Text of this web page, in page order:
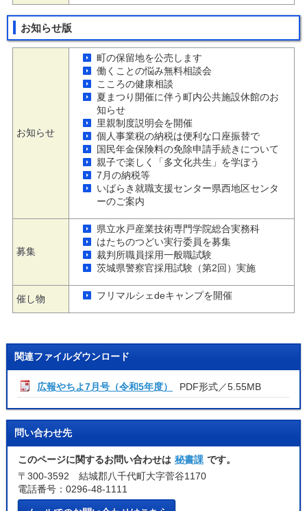
お知らせ版
お知らせ
町の保留地を公売します
働くことの悩み無料相談会
こころの健康相談
夏まつり開催に伴う町内公共施設休館のお
知らせ
里親制度説明会を開催
個人事業税の納税は便利な口座振替で
国民年金保険料の免除申請手続きについて
親子で楽しく「多文化共生」を学ぼう
7月の納税等
いばらき就職支援センター県西地区センタ
ーのご案内
募集
県立水戸産業技術専門学院総合実務科
はたちのつどい実行委員を募集
裁判所職員採用一般職試験
茨城県警察官採用試験（第2回）実施
催し物 フリマルシェdeキャンプを開催
関連ファイルダウンロード
広報やちよ7月号（令和5年度） PDF形式／5.55MB
問い合わせ先
このページに関するお問い合わせは 秘書課 です。
〒300-3592 結城郡八千代町大字菅谷1170
電話番号：0296-48-1111